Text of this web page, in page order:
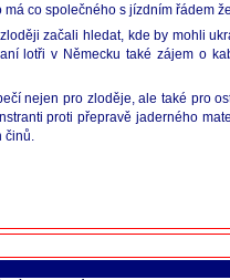
co společného s jízdním řádem
začali hledat, kde by mohli
lotři v Německu také zájem o
nejen pro zloděje, ale také pro
proti přepravě jaderného
činů.